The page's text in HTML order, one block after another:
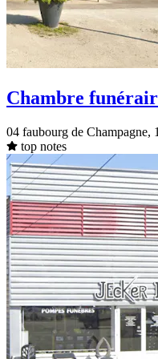
Chambre
04 faubourg de Champagne,
top notes